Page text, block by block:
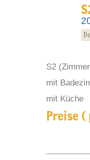
S2
mit
mit Küche
Preise